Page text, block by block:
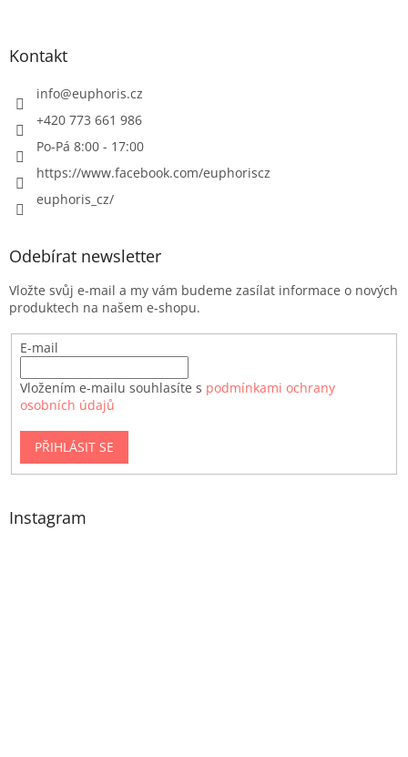
Kontakt
info@euphoris.cz
+420 773 661 986
Po-Pá 8:00 - 17:00
https://www.facebook.com/euphoriscz
euphoris_cz/
Odebírat newsletter
Vložte svůj e-mail a my vám budeme zasílat informace o nových
produktech na našem e-shopu.
E-mail
Vložením e-mailu souhlasíte s podmínkami ochrany
osobních údajů
PŘIHLÁSIT SE
Instagram